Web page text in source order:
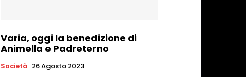
Varia, oggi la benedizione di
Animella e Padreterno
Società 26 Agosto 2023